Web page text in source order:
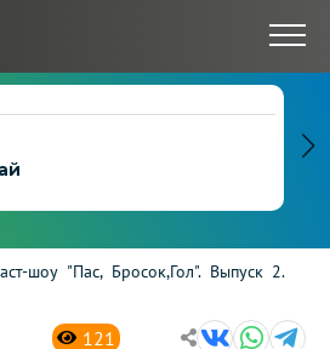
шоу "Пас, Бросок,Гол". Выпуск 2.
121